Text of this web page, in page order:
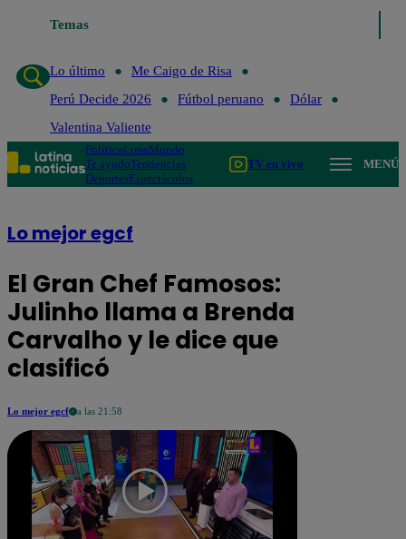
Temas
Lo último
Me Caigo de Risa
Perú Decide 2026
Fútbol peruano
Dólar
Valentina Valiente
PolíticaLimaMundo
Te ayudoTendencias
DeportesEspectáculos
TV en vivo MENÚ
Lo mejor egcf
El Gran Chef Famosos:
Julinho llama a Brenda
Carvalho y le dice que
clasificó
Lo mejor egcf a las 21:58